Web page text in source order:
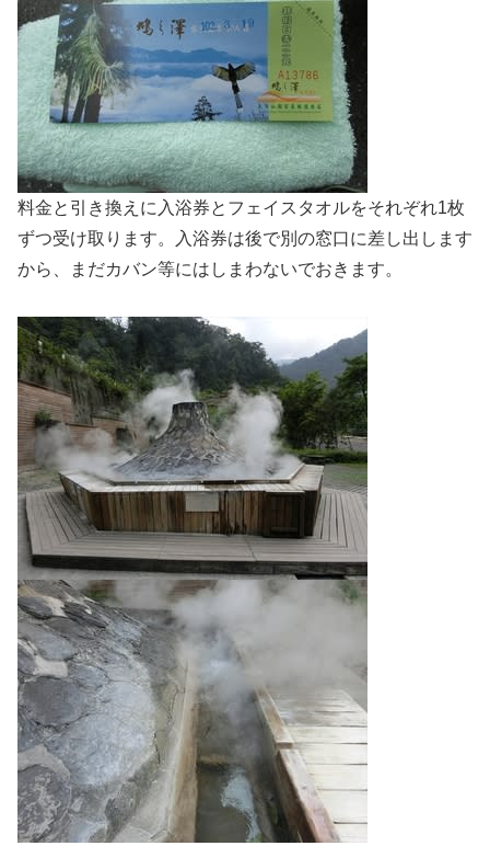
料金と引き換えに入浴券とフェイスタオルをそれぞれ1枚
ずつ受け取ります。入浴券は後で別の窓口に差し出します
から、まだカバン等にはしまわないでおきます。